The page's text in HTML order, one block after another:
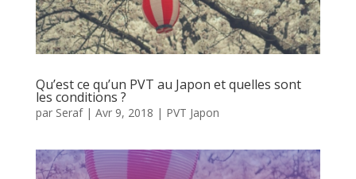
Qu’est ce qu’un PVT au Japon et quelles sont
les conditions ?
par Seraf| Avr 9, 2018 | PVT Japon